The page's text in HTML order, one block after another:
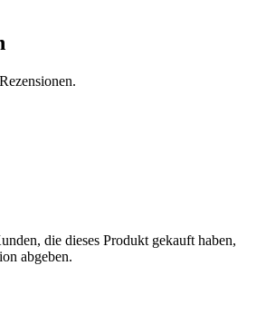
die dieses Produkt gekauft haben,
abgeben.